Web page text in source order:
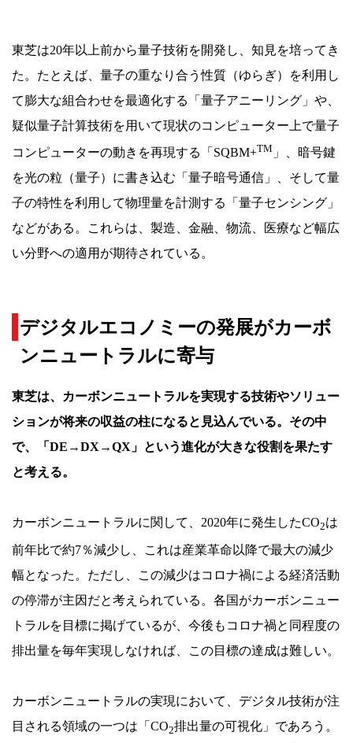
東芝は20年以上前から量子技術を開発し、知見を培ってき
た。たとえば、量子の重なり合う性質（ゆらぎ）を利用し
て膨大な組合わせを最適化する「量子アニーリング」や、
疑似量子計算技術を用いて現状のコンピューター上で量子
コンピューターの動きを再現する「SQBM+TM 」、暗号鍵
を光の粒（量子）に書き込む「量子暗号通信」、そして量
子の特性を利用して物理量を計測する「量子センシング」
などがある。これらは、製造、金融、物流、医療など幅広
い分野への適用が期待されている。
デジタルエコノミーの発展がカーボ
ンニュートラルに寄与
東芝は、カーボンニュートラルを実現する技術やソリュー
ションが将来の収益の柱になると見込んでいる。その中
で、「DE→DX→QX」という進化が大きな役割を果たす
と考える。
カーボンニュートラルに関して、2020年に発生したCO2は
前年比で約7％減少し、これは産業革命以降で最大の減少
幅となった。ただし、この減少はコロナ禍による経済活動
の停滞が主因だと考えられている。各国がカーボンニュー
トラルを目標に掲げているが、今後もコロナ禍と同程度の
排出量を毎年実現しなければ、この目標の達成は難しい。
カーボンニュートラルの実現において、デジタル技術が注
目される領域の一つは「CO2排出量の可視化」であろう。